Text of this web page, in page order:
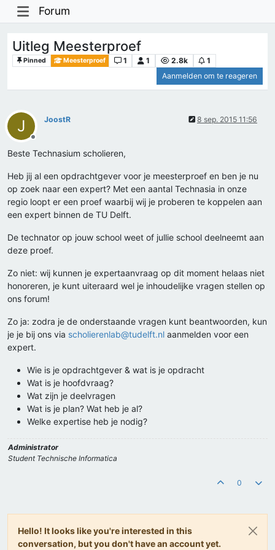
Forum
Uitleg Meesterproef
Pinned Meesterproef 1 1 2.8k
1
Aanmelden om te reageren
J
Offline
JoostR 8 sep. 2015 11:56
Beste Technasium scholieren,
Heb jij al een opdrachtgever voor je meesterproef en ben je nu
op zoek naar een expert? Met een aantal Technasia in onze
regio loopt er een proef waarbij wij je proberen te koppelen aan
een expert binnen de TU Delft.
De technator op jouw school weet of jullie school deelneemt aan
deze proef.
Zo niet: wij kunnen je expertaanvraag op dit moment helaas niet
honoreren, je kunt uiteraard wel je inhoudelijke vragen stellen op
ons forum!
Zo ja: zodra je de onderstaande vragen kunt beantwoorden, kun
je je bij ons via scholierenlab@tudelft.nl aanmelden voor een
expert.
Wie is je opdrachtgever & wat is je opdracht
Wat is je hoofdvraag?
Wat zijn je deelvragen
Wat is je plan? Wat heb je al?
Welke expertise heb je nodig?
Administrator
Student Technische Informatica
0
Hello! It looks like you're interested in this
conversation, but you don't have an account yet.